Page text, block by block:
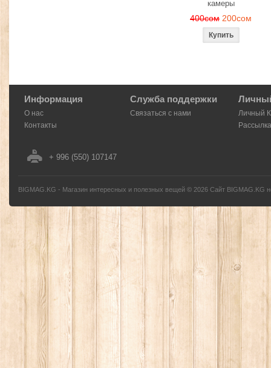
камеры
400сом 200сом
Информация
О нас
Контакты
Служба поддержки
Связаться с нами
Личный
Рассылка
+ 996 (550) 107147
BIGMAG.KG - Магазин интересных и полезных вещей © 2026 Сайт BIGMAG.KG
без письменного разрешения автора - запрещено, и будет преследоваться по